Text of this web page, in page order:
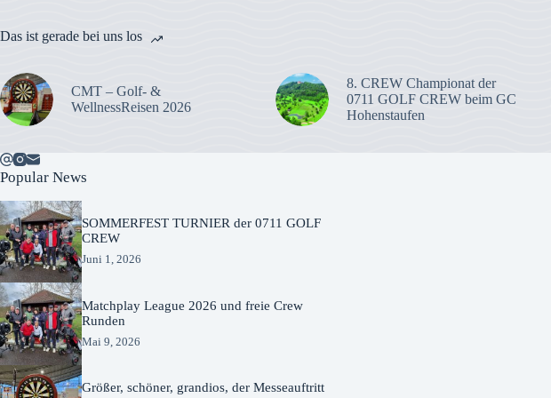
Das ist gerade bei uns los
CMT – Golf- &
WellnessReisen 2026
8. CREW Championat der
0711 GOLF CREW beim GC
Hohenstaufen
Popular News
SOMMERFEST TURNIER der 0711 GOLF
CREW
Juni 1, 2026
Matchplay League 2026 und freie Crew
Runden
Mai 9, 2026
Größer, schöner, grandios, der Messeauftritt